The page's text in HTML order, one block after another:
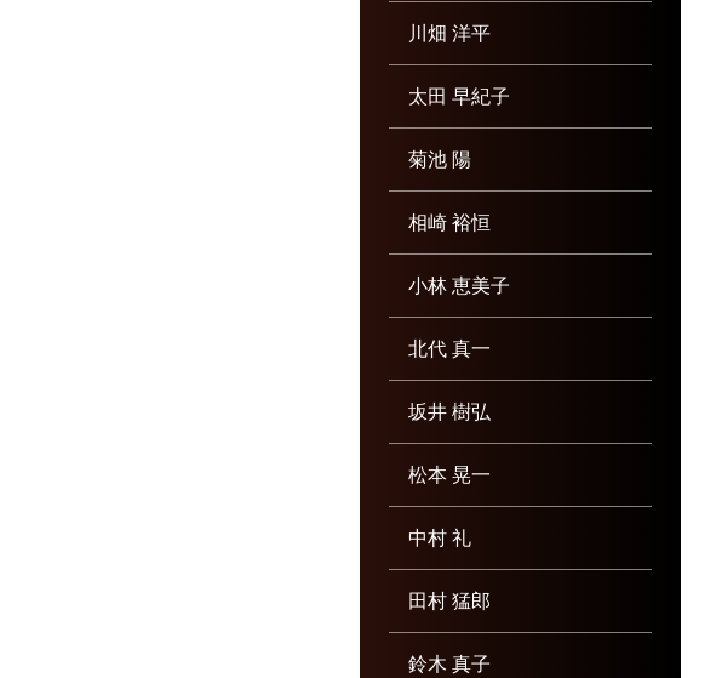
川畑 洋平
太田 早紀子
菊池 陽
相崎 裕恒
小林 恵美子
北代 真一
坂井 樹弘
松本 晃一
中村 礼
田村 猛郎
鈴木 真子